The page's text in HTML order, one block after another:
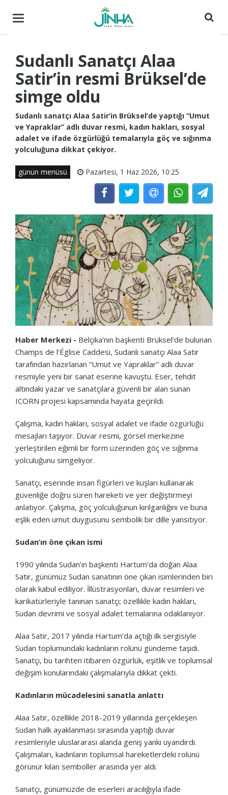
Menüyü
Sudanlı Sanatçı Alaa
Satir’in resmi Brüksel’de
simge oldu
Sudanlı sanatçı Alaa Satir’in Brüksel’de yaptığı “Umut
ve Yapraklar” adlı duvar resmi, kadın hakları, sosyal
adalet ve ifade özgürlüğü temalarıyla göç ve sığınma
yolculuğuna dikkat çekiyor.
günün menüsü Pazartesi, 1 Haz 2026, 10:25
Haber Merkezi - Belçika’nın başkenti Brüksel’de bulunan
Champs de l’Église Caddesi, Sudanlı sanatçı Alaa Satir
tarafından hazırlanan “Umut ve Yapraklar” adlı duvar
resmiyle yeni bir sanat eserine kavuştu. Eser, tehdit
altındaki yazar ve sanatçılara güvenli bir alan sunan
ICORN projesi kapsamında hayata geçirildi.
Çalışma, kadın hakları, sosyal adalet ve ifade özgürlüğü
mesajları taşıyor. Duvar resmi, görsel merkezine
yerleştirilen eğimli bir form üzerinden göç ve sığınma
yolculuğunu simgeliyor.
Sanatçı, eserinde insan figürleri ve kuşları kullanarak
güvenliğe doğru süren hareketi ve yer değiştirmeyi
anlatıyor. Çalışma, göç yolculuğunun kırılganlığını ve buna
eşlik eden umut duygusunu sembolik bir dille yansıtıyor.
Sudan’ın öne çıkan ismi
1990 yılında Sudan’ın başkenti Hartum’da doğan Alaa
Satir, günümüz Sudan sanatının öne çıkan isimlerinden biri
olarak kabul ediliyor. İllüstrasyonları, duvar resimleri ve
karikatürleriyle tanınan sanatçı; özellikle kadın hakları,
Sudan devrimi ve sosyal adalet temalarına odaklanıyor.
Alaa Satir, 2017 yılında Hartum’da açtığı ilk sergisiyle
Sudan toplumundaki kadınların rolünü gündeme taşıdı.
Sanatçı, bu tarihten itibaren özgürlük, eşitlik ve toplumsal
değişim konularındaki çalışmalarıyla dikkat çekti.
Kadınların mücadelesini sanatla anlattı
Alaa Satir, özellikle 2018-2019 yıllarında gerçekleşen
Sudan halk ayaklanması sırasında yaptığı duvar
resimleriyle uluslararası alanda geniş yankı uyandırdı.
Çalışmaları, kadınların toplumsal hareketlerdeki rolünü
görünür kılan semboller arasında yer aldı.
Sanatçı, günümüzde de eserleri aracılığıyla ifade